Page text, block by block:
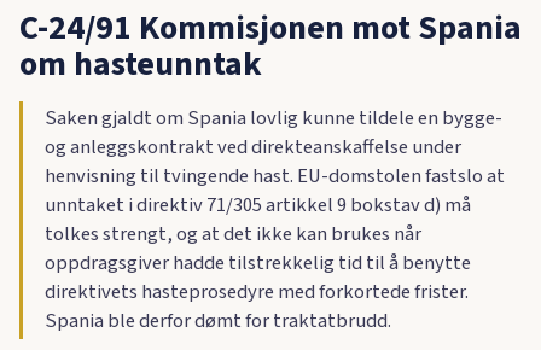
C-24/91 Kommisjonen mot Spania
om hasteunntak
Saken gjaldt om Spania lovlig kunne tildele en bygge-
og anleggskontrakt ved direkteanskaffelse under
henvisning til tvingende hast. EU-domstolen fastslo at
unntaket i direktiv 71/305 artikkel 9 bokstav d) må
tolkes strengt, og at det ikke kan brukes når
oppdragsgiver hadde tilstrekkelig tid til å benytte
direktivets hasteprosedyre med forkortede frister.
Spania ble derfor dømt for traktatbrudd.